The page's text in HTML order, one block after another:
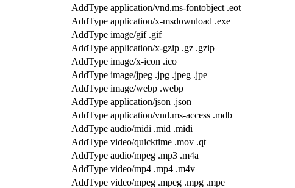
AddType application/vnd.ms-fontobject .eot
AddType application/x-msdownload .exe
AddType image/gif .gif
AddType application/x-gzip .gz .gzip
AddType image/x-icon .ico
AddType image/jpeg .jpg .jpeg .jpe
AddType image/webp .webp
AddType application/json .json
AddType application/vnd.ms-access .mdb
AddType audio/midi .mid .midi
AddType video/quicktime .mov .qt
AddType audio/mpeg .mp3 .m4a
AddType video/mp4 .mp4 .m4v
AddType video/mpeg .mpeg .mpg .mpe